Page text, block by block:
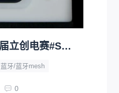
#第十届立创电赛#SF32小智5200590A
蓝牙/蓝牙mesh
0